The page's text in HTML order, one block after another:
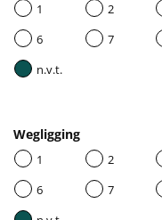
1 2
6
7
n.v.t.
Wegligging
1 2
6
7